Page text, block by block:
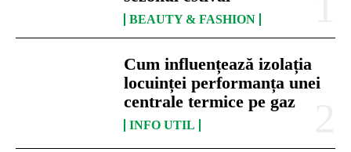
BEAUTY & FASHION
Cum influențează izolația
locuinței performanța unei
centrale termice pe gaz
INFO UTIL